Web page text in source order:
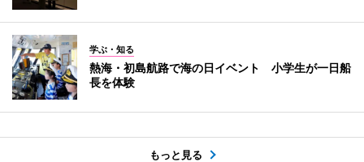
学ぶ・知る
熱海・初島航路で海の日イベント 小学生が一日船
長を体験
もっと見る